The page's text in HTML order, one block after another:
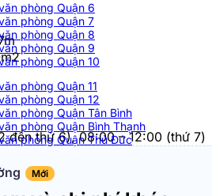
phòng Quận 6
phòng Quận 7
phòng Quận 8
phòng Quận 9
phòng Quận 10
phòng Quận 11
phòng Quận 12
phòng Quận Tân Bình
phòng Quận Bình Thạnh
phòng Quận Thủ Đức
Mới
đến thứ 6), 08:00 – 12:00 (thứ 7)